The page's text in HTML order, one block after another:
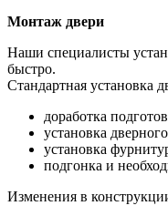
Монтаж двери
Наши специалисты
быстро.
Стандартная установка
доработка
установка
установка
подгонка и
Изменения в